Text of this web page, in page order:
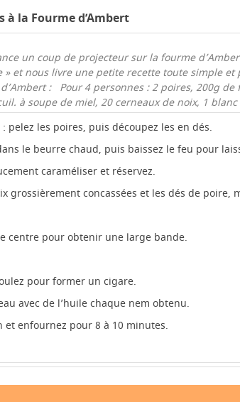
à la Fourme d’Ambert
un coup de projecteur sur la fourme
et nous livre une petite recette toute simple
:
Pour 4 personnes :2 poires, 200g de
à soupe de miel, 20 cerneaux de noix, 1 blanc
pelez les poires, puis découpez les en dés.
le beurre chaud, puis baissez le feu pour
caraméliser et réservez.
grossièrement concassées et les dés de poire,
centre pour obtenir une large bande.
pour former un cigare.
avec de l’huile chaque nem obtenu.
et enfournez pour 8 à 10 minutes.